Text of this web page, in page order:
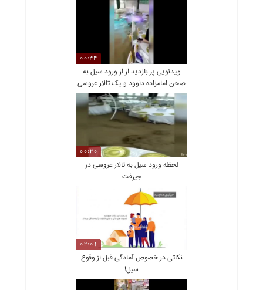
00:44
ویدئویی پر بازدید از از ورود سیل به
صحن امامزاده داوود و یک تالار عروسی
00:20
لحظه ورود سیل به تالار عروسی در
جیرفت
02:01
نكاتی در خصوص آمادگی قبل از وقوع
سيل!